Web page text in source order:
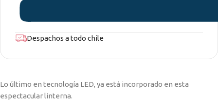
Despachos a todo chile
Lo último en tecnología LED, ya está incorporado en esta
espectacular linterna.